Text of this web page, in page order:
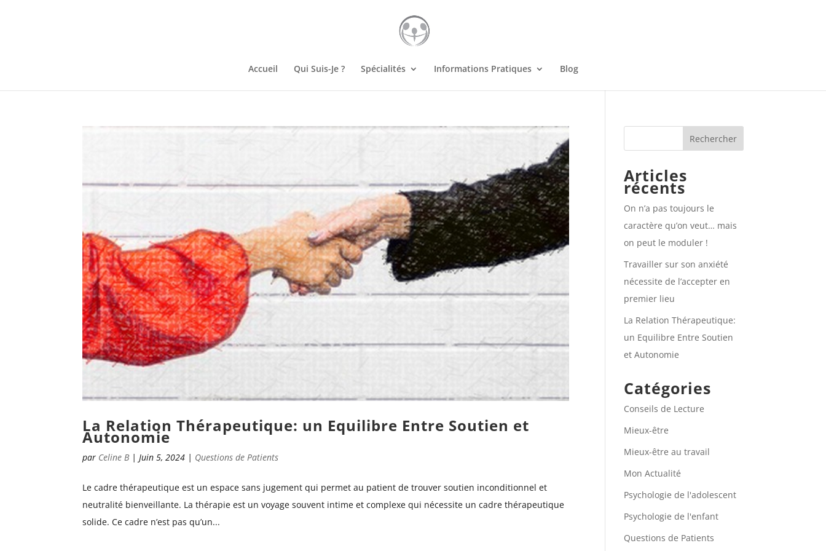
Accueil Qui Suis-Je ? Spécialités Informations Pratiques Blog
La Relation Thérapeutique: un Equilibre Entre Soutien et
Autonomie
par Celine B|Juin 5, 2024 | Questions de Patients
Le cadre thérapeutique est un espace sans jugement qui permet au patient de trouver soutien inconditionnel et
neutralité bienveillante. La thérapie est un voyage souvent intime et complexe qui nécessite un cadre thérapeutique
solide. Ce cadre n’est pas qu’un...
Articles
récents
On n’a pas toujours le
caractère qu’on veut… mais
on peut le moduler !
Travailler sur son anxiété
nécessite de l’accepter en
premier lieu
La Relation Thérapeutique:
un Equilibre Entre Soutien
et Autonomie
Catégories
Conseils de Lecture
Mieux-être
Mieux-être au travail
Mon Actualité
Psychologie de l'adolescent
Psychologie de l'enfant
Questions de Patients